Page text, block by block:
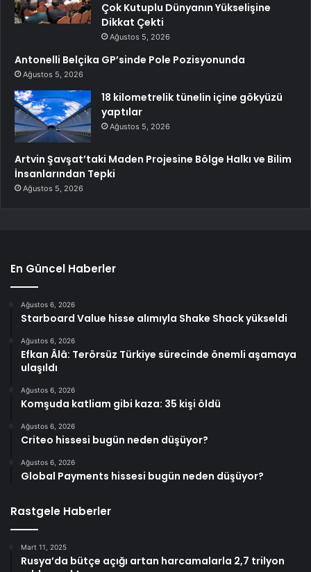
Çok Kutuplu Dünyanın Yükselişine
Dikkat Çekti
Ağustos 5, 2026
Antonelli Belçika GP’sinde Pole Pozisyonunda
Ağustos 5, 2026
18 kilometrelik tünelin içine gökyüzü
yaptılar
Ağustos 5, 2026
Artvin Şavşat’taki Maden Projesine Bölge Halkı ve Bilim
İnsanlarından Tepki
Ağustos 5, 2026
En Güncel Haberler
Ağustos 6, 2026
Starboard Value hisse alımıyla Shake Shack yükseldi
Ağustos 6, 2026
Efkan Âlâ: Terörsüz Türkiye sürecinde önemli aşamaya
ulaşıldı
Ağustos 6, 2026
Komşuda katliam gibi kaza: 35 kişi öldü
Ağustos 6, 2026
Criteo hissesi bugün neden düşüyor?
Ağustos 6, 2026
Global Payments hissesi bugün neden düşüyor?
Rastgele Haberler
Mart 11, 2025
Rusya’da bütçe açığı artan harcamalarla 2,7 trilyon